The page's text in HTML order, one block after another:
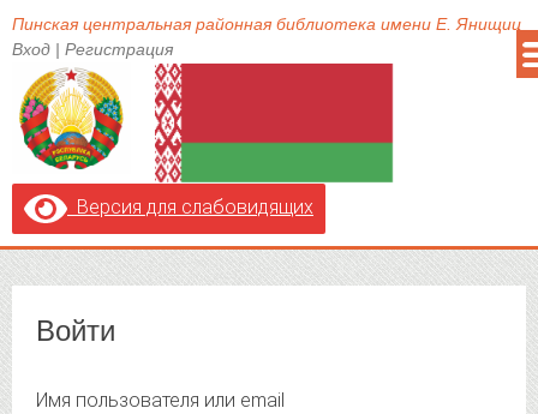
Пинская центральная районная библиотека имени Е. Янищиц
Вход | Регистрация
Версия для слабовидящих
Войти
Имя пользователя или email